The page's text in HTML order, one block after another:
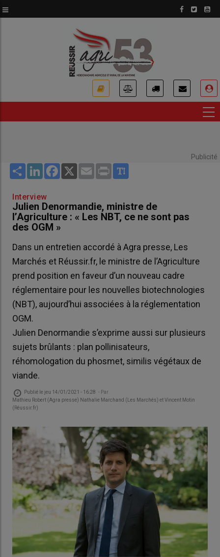
au
Publicité
Share LinkedInFacebook
X Email Print
Interview
Julien Denormandie, ministre de
l’Agriculture : « Les NBT, ce ne sont pas
des OGM »
Dans un entretien accordé à Agra presse, Les
Marchés et Réussir.fr, le ministre de l’Agriculture
prend position en faveur d’un nouveau cadre
réglementaire pour les nouvelles biotechnologies
(NBT), aujourd’hui associées à la réglementation
OGM.
Julien Denormandie s’exprime aussi sur plusieurs
sujets brûlants : plan pollinisateurs,
réhomologation du phosmet, similis végétaux de
viande.
Publié le jeu 14/01/2021 - 16:28 - Par
Mathieu Robert (Agra presse) Nathalie Marchand (Les Marchés) et Vincent Motin
(Réussir.fr)